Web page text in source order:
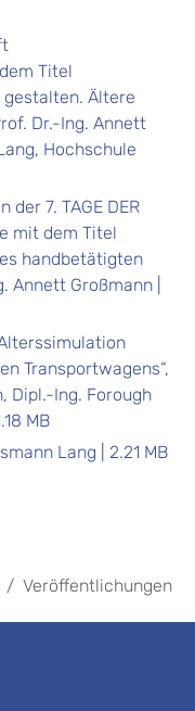
Titel
gestalten. Ältere
Dr.-Ing. Annett
Hochschule
7. TAGE DER
mit dem Titel
handbetätigten
Annett Großmann |
Transportwagens“,
Dipl.-Ing. Forough
MB
Lang | 2.21 MB
Veröffentlichungen